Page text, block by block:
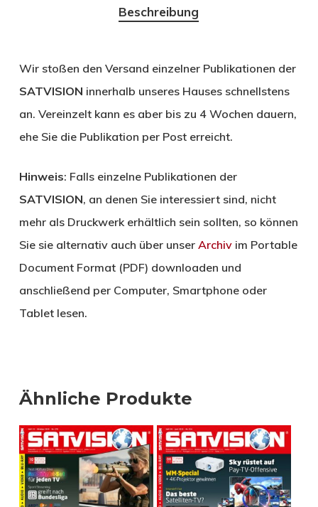
Beschreibung
Wir stoßen den Versand einzelner Publikationen der
SATVISION innerhalb unseres Hauses schnellstens
an. Vereinzelt kann es aber bis zu 4 Wochen dauern,
ehe Sie die Publikation per Post erreicht.
Hinweis: Falls einzelne Publikationen der
SATVISION, an denen Sie interessiert sind, nicht
mehr als Druckwerk erhältlich sein sollten, so können
Sie sie alternativ auch über unser Archivim Portable
Document Format (PDF) downloaden und
anschließend per Computer, Smartphone oder
Tablet lesen.
Ähnliche Produkte